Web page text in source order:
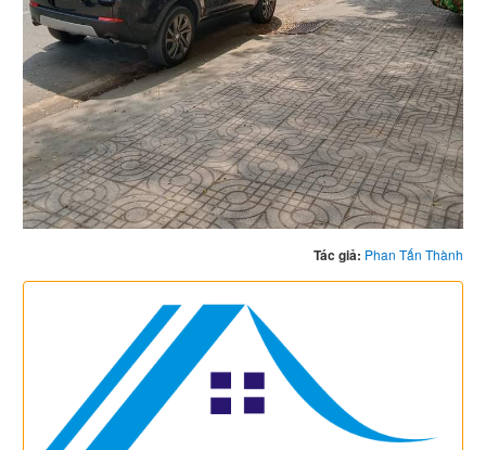
Tác giả: Phan Tấn Thành